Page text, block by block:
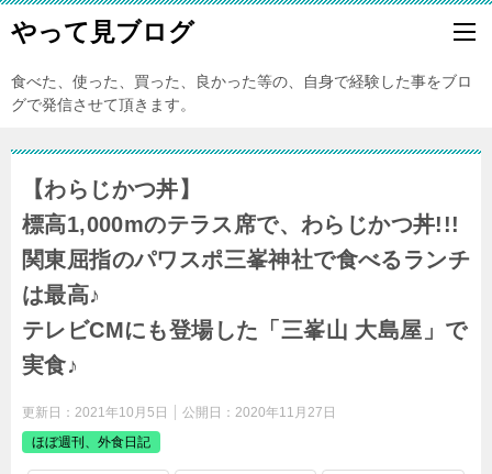
やって見ブログ
食べた、使った、買った、良かった等の、自身で経験した事をブロ
グで発信させて頂きます。
【わらじかつ丼】
標高1,000mのテラス席で、わらじかつ丼!!!
関東屈指のパワスポ三峯神社で食べるランチ
は最高♪
テレビCMにも登場した「三峯山 大島屋」で
実食♪
更新日： 2021年10月5日 公開日： 2020年11月27日
ほぼ週刊、外食日記